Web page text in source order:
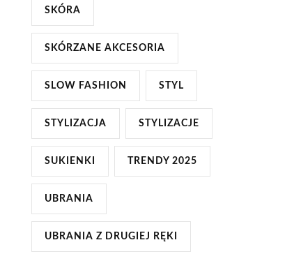
SKÓRA
SKÓRZANE AKCESORIA
SLOW FASHION STYL
STYLIZACJA STYLIZACJE
SUKIENKI TRENDY 2025
UBRANIA
UBRANIA Z DRUGIEJ RĘKI